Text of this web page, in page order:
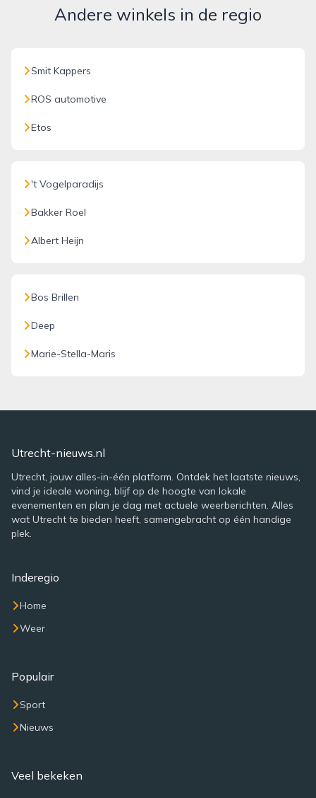
Andere winkels in de regio
Smit Kappers
ROS automotive
Etos
't Vogelparadijs
Bakker Roel
Albert Heijn
Bos Brillen
Deep
Marie-Stella-Maris
Utrecht-nieuws.nl
Utrecht, jouw alles-in-één platform. Ontdek het laatste nieuws,
vind je ideale woning, blijf op de hoogte van lokale
evenementen en plan je dag met actuele weerberichten. Alles
wat Utrecht te bieden heeft, samengebracht op één handige
plek.
Inderegio
Home
Weer
Populair
Sport
Nieuws
Veel bekeken